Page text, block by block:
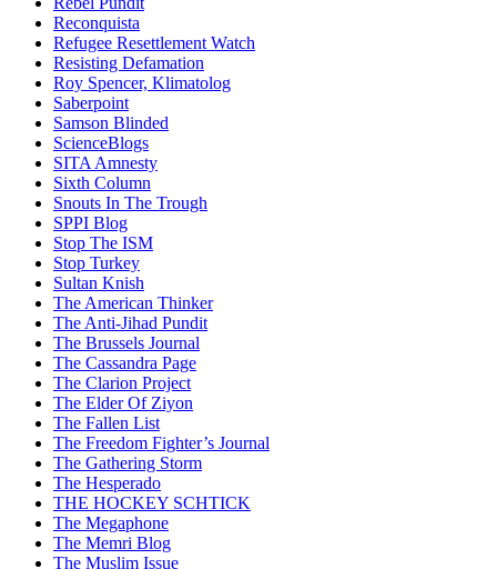
Reconquista
Refugee Resettlement Watch
Resisting Defamation
Roy Spencer, Klimatolog
Saberpoint
Samson Blinded
ScienceBlogs
SITA Amnesty
Sixth Column
Snouts In The Trough
SPPI Blog
Stop The ISM
Stop Turkey
Sultan Knish
The American Thinker
The Anti-Jihad Pundit
The Brussels Journal
The Cassandra Page
The Clarion Project
The Elder Of Ziyon
The Fallen List
The Freedom Fighter’s Journal
The Gathering Storm
The Hesperado
THE HOCKEY SCHTICK
The Megaphone
The Memri Blog
The Muslim Issue